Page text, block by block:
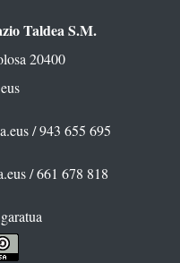
Taldea S.M.
20400
/ 943 655 695
/ 661 678 818